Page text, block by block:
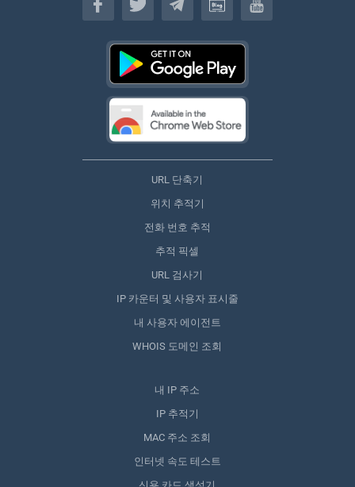
URL 단축기
위치 추적기
전화 번호 추적
추적 픽셀
URL 검사기
IP 카운터 및 사용자 표시줄
내 사용자 에이전트
WHOIS 도메인 조회
내 IP 주소
IP 추적기
MAC 주소 조회
인터넷 속도 테스트